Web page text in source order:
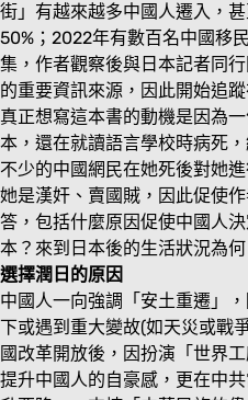
街」有越來越多中國人遷入，
50%；2022年有數百名中國移
集，作者觀察後與日本記者同
的重要資訊來源，因此開始追
真正想寫這本書的動機是因為
本，還在就讀語言學校時病死
不少的中國網民在她死後對她
她是漢奸、賣國賊，因此促使
答，包括什麼原因促使中國人
本？來到日本後的生活狀況為何
選擇潤日的原因
中國人一向強調「安土重遷」
下或遇到重大變故(如天災或戰
國改革開放後，因扮演「世界
提升中國人的自豪感，更在中